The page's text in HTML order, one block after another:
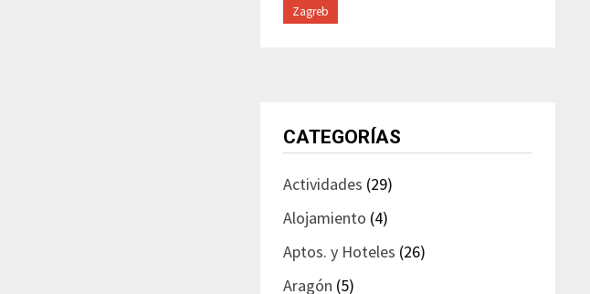
Zagreb
CATEGORÍAS
Actividades (29)
Alojamiento (4)
Aptos. y Hoteles (26)
Aragón (5)